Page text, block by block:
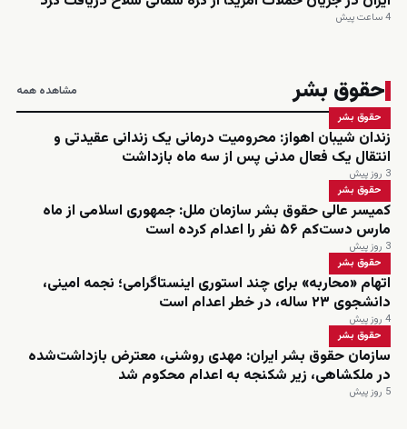
4 ساعت پیش
حقوق بشر مشاهده همه
حقوق بشر
زندان شیبان اهواز: محرومیت درمانی یک زندانی عقیدتی و
انتقال یک فعال مدنی پس از سه ماه بازداشت
3 روز پیش
حقوق بشر
کمیسر عالی حقوق بشر سازمان ملل: جمهوری اسلامی از ماه
مارس دست‌کم ۵۶ نفر را اعدام کرده است
3 روز پیش
حقوق بشر
اتهام «محاربه» برای چند استوری اینستاگرامی؛ نجمه امینی،
دانشجوی ۲۳ ساله، در خطر اعدام است
4 روز پیش
حقوق بشر
سازمان حقوق بشر ایران: مهدی روشنی، معترض بازداشت‌شده
در ملکشاهی، زیر شکنجه به اعدام محکوم شد
5 روز پیش